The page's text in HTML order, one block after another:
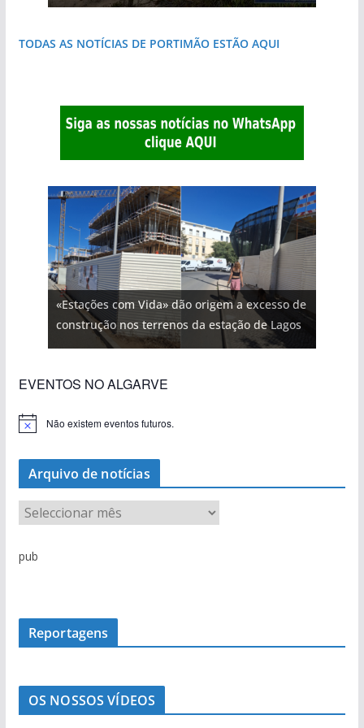
TODAS AS NOTÍCIAS DE PORTIMÃO ESTÃO AQUI
«Estações com Vida» dão origem a excesso de
construção nos terrenos da estação de Lagos
EVENTOS NO ALGARVE
Não existem eventos futuros.
Arquivo de notícias
r
q
d
n
o
pub
Reportagens
OS NOSSOS VÍDEOS